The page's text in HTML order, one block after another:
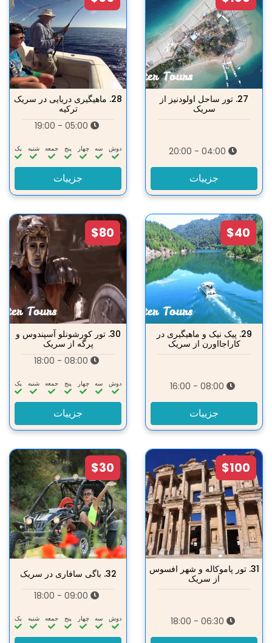
27. تور ساحل اولودنیز از
سریک
جزییات
28. ماهیگیری دریایی در سریک
ترکیه
دوش سه‌ چهار پنج جمعه شنبه یک
جزییات
$40
29. پیک نیک و ماهیگیری در
کاراجااورن از سریک
جزییات
$80
30. تور کورشونلو آسپندوس و
پرگه از سریک
دوش سه‌ چهار پنج جمعه شنبه یک
جزییات
$100
31. تور پاموکاله و شهر افسوس
از سریک
$30
32. باگی سافاری در سریک
دوش سه‌ چهار پنج جمعه شنبه یک